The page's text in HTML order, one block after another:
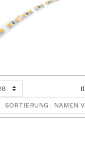
SORTIERUNG : NAMEN